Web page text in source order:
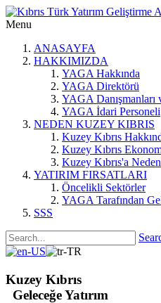
Menu
ANASAYFA
HAKKIMIZDA
YAGA Hakkında
YAGA Direktörü
YAGA Danışmanları
YAGA İdari Personeli
NEDEN KUZEY KIBRIS
Kuzey Kıbrıs
Kuzey Kıbrıs
Kuzey Kıbrıs'a Neden
YATIRIM FIRSATLARI
Öncelikli Sektörler
YAGA Tarafından
SSS
Kuzey Kıbrıs
Geleceğe Yatırım